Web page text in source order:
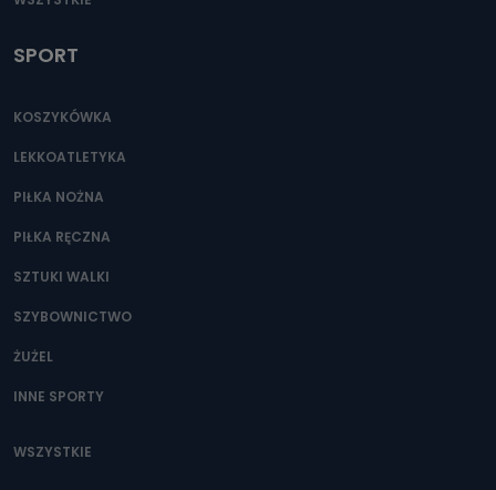
SPORT
KOSZYKÓWKA
LEKKOATLETYKA
PIŁKA NOŻNA
PIŁKA RĘCZNA
SZTUKI WALKI
SZYBOWNICTWO
ŻUŻEL
INNE SPORTY
WSZYSTKIE